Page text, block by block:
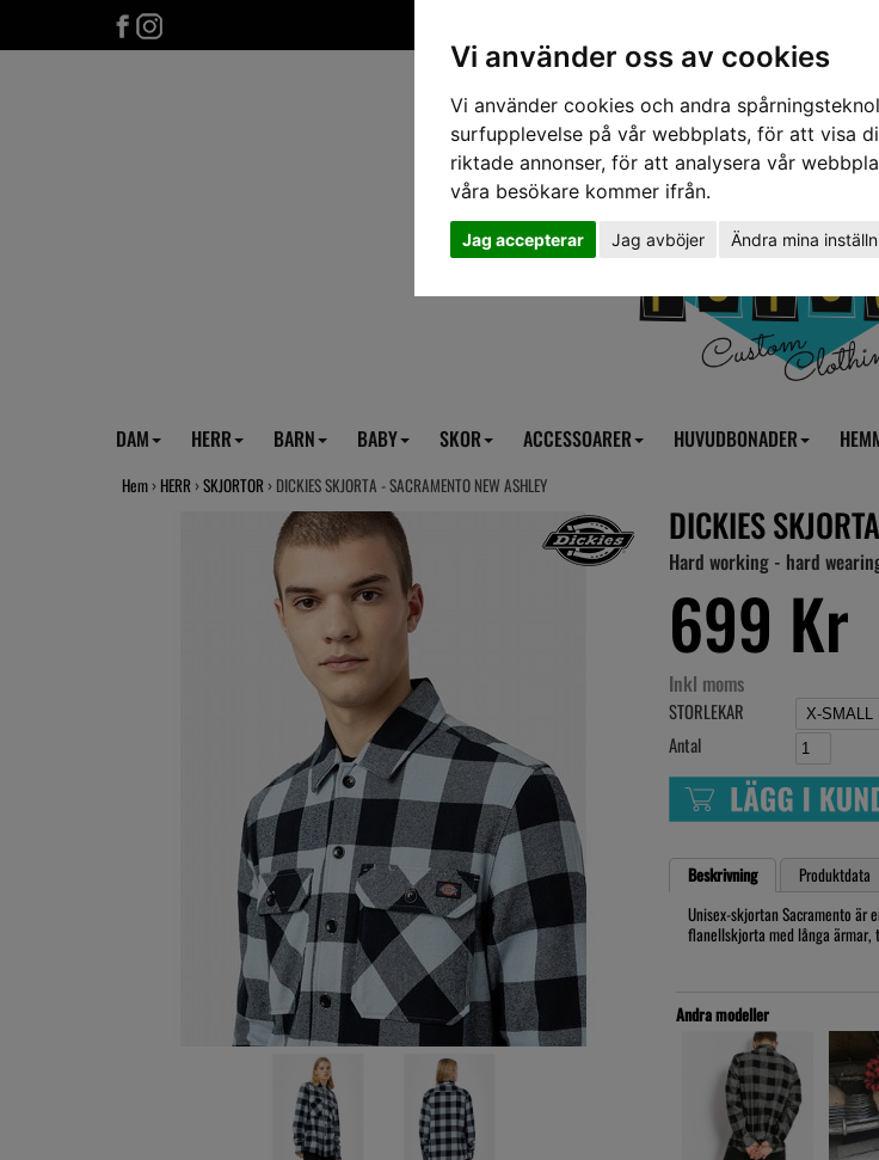
Vi använder oss av cookies
Vi använder cookies och andra
surfupplevelse på vår webbplats, för att visa
riktade annonser, för att analysera vår
våra besökare kommer ifrån.
Jag accepterar Jag avböjer Ändra mina
DAM HERR BARN BABY SKOR ACCESSOARER HUVUDBONADER
Hem › HERR ›SKJORTOR › DICKIES SKJORTA - SACRAMENTO NEW ASHLEY
DICKIES
Hard working - hard
699 Kr
Inkl moms
STORLEKAR
Antal
Beskrivning Produktdata
Unisex-skjortan Sacramento är
flanellskjorta med långa ärmar,
Andra modeller